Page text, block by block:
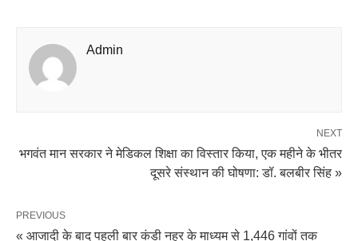
Admin
NEXT
भगवंत मान सरकार ने मेडिकल शिक्षा का विस्तार किया, एक महीने के भीतर
दूसरे संस्थान की घोषणा: डॉ. बलबीर सिंह »
PREVIOUS
« आजादी के बाद पहली बार कंडी नहर के माध्यम से 1,446 गांवों तक